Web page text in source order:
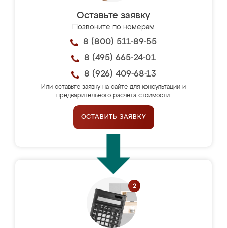
Оставьте заявку
Позвоните по номерам
8 (800) 511-89-55
8 (495) 665-24-01
8 (926) 409-68-13
Или оставьте заявку на сайте для консультации и
предварительного расчёта стоимости.
ОСТАВИТЬ ЗАЯВКУ